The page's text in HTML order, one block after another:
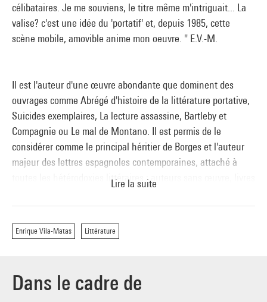
célibataires. Je me souviens, le titre même m'intriguait... La
valise? c'est une idée du 'portatif' et, depuis 1985, cette
scène mobile, amovible anime mon oeuvre. " E.V.-M.
Il est l'auteur d'une œuvre abondante que dominent des
ouvrages comme Abrégé d'histoire de la littérature portative,
Suicides exemplaires, La lecture assassine, Bartleby et
Compagnie ou Le mal de Montano. Il est permis de le
considérer comme le principal héritier de Borges et l'auteur
majeur des lettres espagnoles contemporaines, attaché à
toutes les hétérodoxies littéraires : auteurs sans œuvre, livres
Pynchon ou Don DeLillo peuvent incarner le souffle de
l'épopée post-moderne, Vila-Matas est, quant à lui, à
l'opposé, le défenseur d'une littérature qui trouve dans son
Lire la suite
Enrique Vila-Matas Littérature
Dans le cadre de